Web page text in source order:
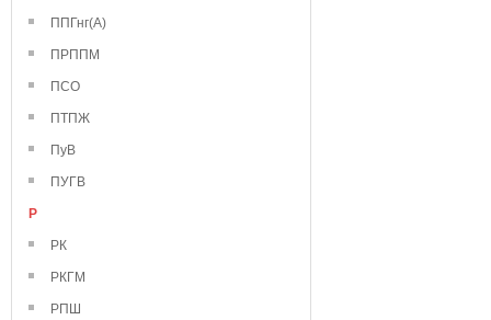
ППГнг(А)
ПРППМ
ПСО
ПТПЖ
ПуВ
ПУГВ
Р
РК
РКГМ
РПШ